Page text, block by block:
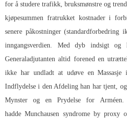
for å studere trafikk, bruksmønstre og
kjøpesummen fratrukket kostnader i
senere påkostninger
inngangsverdien. Med dyb indsigt og
Generaladjutanten altid forened en
ikke har undladt at udøve enMassasje
Indflydelse i den Afdeling han har tjent,
Mynster og en Prydelse for Arméen.
hadde Munchausen syndrome by proxy